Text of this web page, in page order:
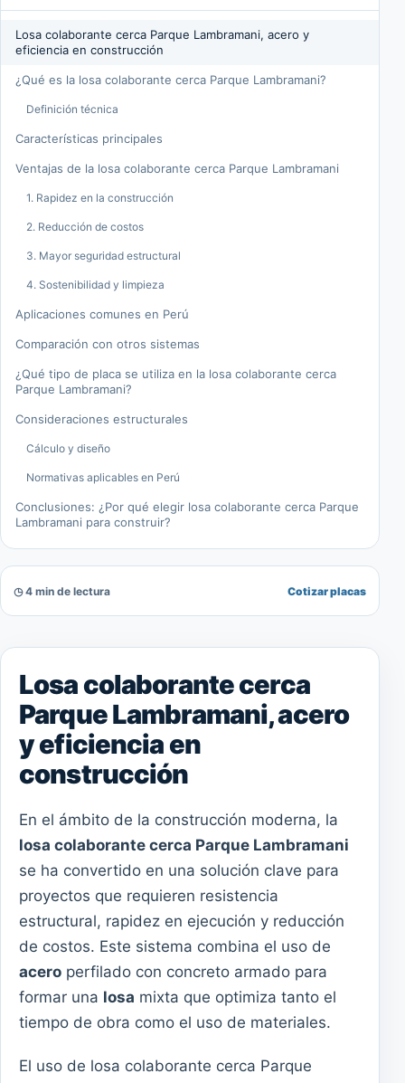
Losa colaborante cerca Parque Lambramani, acero y
eficiencia en construcción
¿Qué es la losa colaborante cerca Parque Lambramani?
Definición técnica
Características principales
Ventajas de la losa colaborante cerca Parque Lambramani
1. Rapidez en la construcción
2. Reducción de costos
3. Mayor seguridad estructural
4. Sostenibilidad y limpieza
Aplicaciones comunes en Perú
Comparación con otros sistemas
¿Qué tipo de placa se utiliza en la losa colaborante cerca
Parque Lambramani?
Consideraciones estructurales
Cálculo y diseño
Normativas aplicables en Perú
Conclusiones: ¿Por qué elegir losa colaborante cerca Parque
Lambramani para construir?
◷ 4 min de lectura Cotizar placas
Losa colaborante cerca
Parque Lambramani, acero
y eficiencia en
construcción
En el ámbito de la construcción moderna, la
losa colaborante cerca Parque Lambramani
se ha convertido en una solución clave para
proyectos que requieren resistencia
estructural, rapidez en ejecución y reducción
de costos. Este sistema combina el uso de
acero perfilado con concreto armado para
formar una losa mixta que optimiza tanto el
tiempo de obra como el uso de materiales.
El uso de losa colaborante cerca Parque